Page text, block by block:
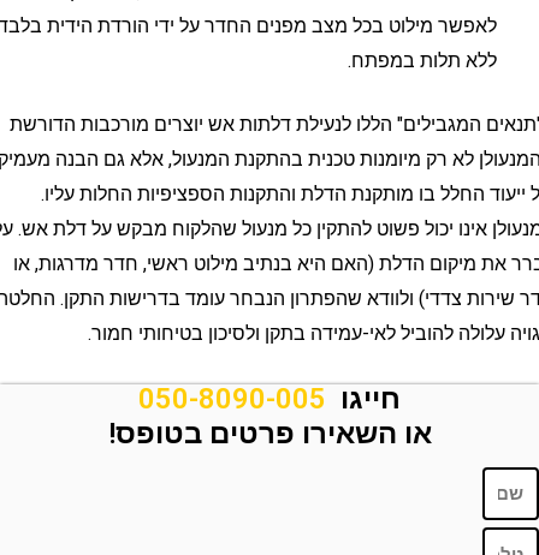
לאפשר מילוט בכל מצב מפנים החדר על ידי הורדת הידית בלבד,
ללא תלות במפתח.
המגבילים" הללו לנעילת דלתות אש יוצרים מורכבות הדורשת
לא רק מיומנות טכנית בהתקנת המנעול, אלא גם הבנה מעמיקה
החלל בו מותקנת הדלת והתקנות הספציפיות החלות עליו.
אינו יכול פשוט להתקין כל מנעול שהלקוח מבקש על דלת אש. עליו
מיקום הדלת (האם היא בנתיב מילוט ראשי, חדר מדרגות, או
צדדי) ולוודא שהפתרון הנבחר עומד בדרישות התקן. החלטה
להוביל לאי-עמידה בתקן ולסיכון בטיחותי חמור.
חייגו050-8090-005
או השאירו פרטים בטופס!